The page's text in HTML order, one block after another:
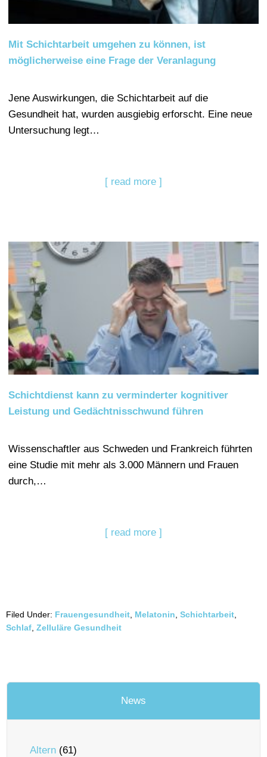
Mit Schichtarbeit umgehen zu können, ist
möglicherweise eine Frage der Veranlagung
Jene Auswirkungen, die Schichtarbeit auf die
Gesundheit hat, wurden ausgiebig erforscht. Eine neue
Untersuchung legt…
[ read more ]
Schichtdienst kann zu verminderter kognitiver
Leistung und Gedächtnisschwund führen
Wissenschaftler aus Schweden und Frankreich führten
eine Studie mit mehr als 3.000 Männern und Frauen
durch,…
[ read more ]
Filed Under: Frauengesundheit Melatonin Schichtarbeit
Schlaf Zelluläre Gesundheit
News
Altern (61)